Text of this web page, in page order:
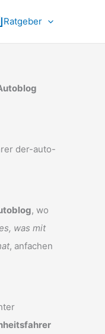
Ratgeber
, wo
was mit
, anfachen